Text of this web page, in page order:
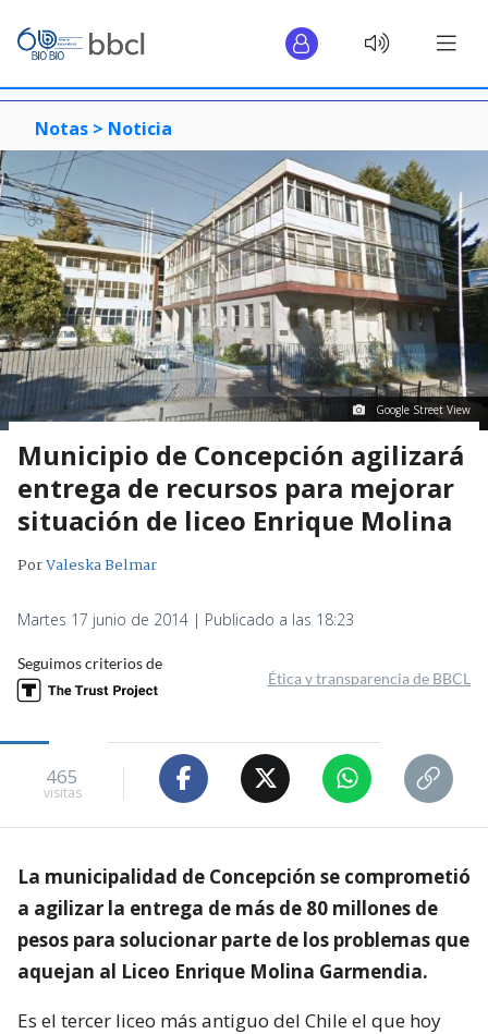
Notas > Noticia
Google Street View
Municipio de Concepción agilizará
entrega de recursos para mejorar
situación de liceo Enrique Molina
PorValeska Belmar
Martes 17 junio de 2014 | Publicado a las 18:23
Seguimos criterios de
Ética y transparencia de BBCL
465
visitas
La municipalidad de Concepción se comprometió
a agilizar la entrega de más de 80 millones de
pesos para solucionar parte de los problemas que
aquejan al Liceo Enrique Molina Garmendia.
Es el tercer liceo más antiguo del Chile el que hoy